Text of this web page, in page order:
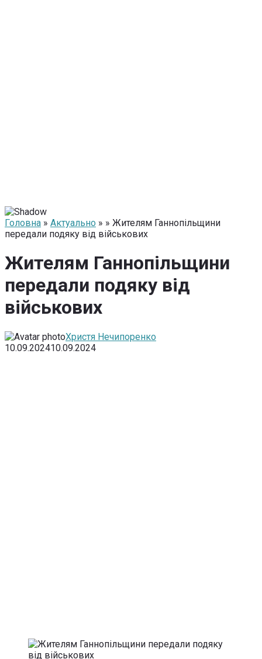
Головна » Актуально » » Жителям Ганнопільщини
передали подяку від військових
Жителям Ганнопільщини
передали подяку від
військових
Христя Нечипоренко
10.09.202410.09.2024